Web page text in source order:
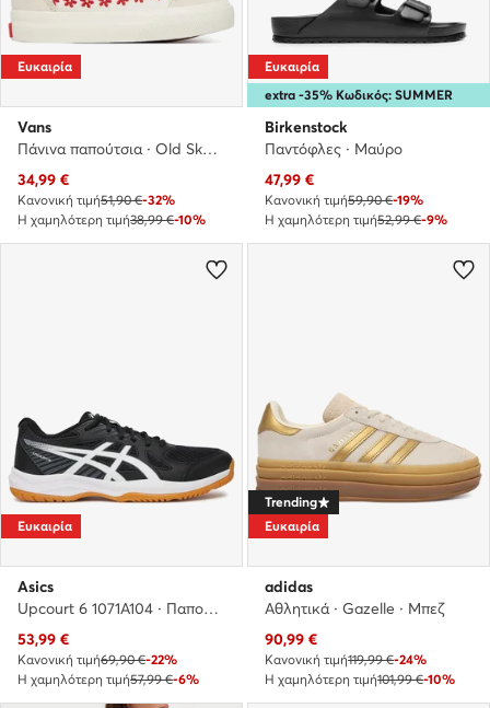
Ευκαιρία
Vans
Πάνινα παπούτσια · Old Skool · Μπεζ
Τρέχουσα τιμή
34,99 €
Κανονική τιμή51,90 €-32%
Η χαμηλότερη τιμή38,99 €-10%
extra -35% Κωδικός: SUMMER
Ευκαιρία
Birkenstock
Παντόφλες · Μαύρο
Τρέχουσα τιμή
47,99 €
Κανονική τιμή59,90 €-19%
Η χαμηλότερη τιμή52,99 €-9%
Ευκαιρία
Asics
Upcourt 6 1071A104 · Παπούτσια Σάλας
Τρέχουσα τιμή
53,99 €
Κανονική τιμή69,90 €-22%
Η χαμηλότερη τιμή57,99 €-6%
Trending
Ευκαιρία
adidas
Αθλητικά · Gazelle · Μπεζ
Τρέχουσα τιμή
90,99 €
Κανονική τιμή119,99 €-24%
Η χαμηλότερη τιμή101,99 €-10%